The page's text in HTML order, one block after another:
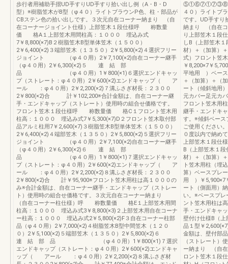
歩行者用補助手摺UD手すりUD手すり拾い出し例（A・B・D
型）※樹脂笠木がB型（φ４０）ライトブラウンP色、柱・部品が
CBステン色の拾い出しです。３次元自在コーナー納まり （自
在コーナージョイント仕様）上部笠木１段仕様呼 称数量
価 格A１上部笠木用間柱高：１０００ 埋込み式
7￥8,800(×7)B２樹脂笠木B型単体笠木（１５００）
2￥6,400(×2)３端部笠木（１３５０）2￥5,800(×2)４選択フリー
ジョイント （φ４０用）2￥7,100(×2)自在コーナー継手
（φ４０用）2￥6,300(×2)５ 連 結 部
品 （φ４０用）1￥800(×1)６選択エンドキャッ
プ（ストレート：φ４０用）2￥600(×2)エンドキャップ（ ア
ール ：φ４０用）2￥2,200(×2)７溝ふさぎ材長：２３００
2￥800(×2)合 計￥102,200※合計金額は、自在コーナー継
手・エンドキャップ（ストレート）使用時の組合せ価格です。
フロント笠木１段仕様呼 称数量価 格C１フロント笠木用
柱高：１０００ 埋込み式7￥5,300(×7)D２フロント笠木取付部
品アルミ柱用7￥2,600(×7)３樹脂笠木B型単体笠木（１５００）
2￥6,400(×2)４端部笠木（１３５０）2￥5,800(×2)５選択フリー
ジョイント （φ４０用）2￥7,100(×2)自在コーナー継手
（φ４０用）2￥6,300(×2)６ 連 結 部
品 （φ４０用）1￥800(×1)７選択エンドキャッ
プ（ストレート：φ４０用）2￥600(×2)エンドキャップ（ ア
ール ：φ４０用）2￥2,200(×2)８溝ふさぎ材長：２３００
2￥800(×2)合 計￥95,900※フロント笠木用柱は高１０００の
み※合計金額は、自在コーナー継手・エンドキャップ（ストレー
ト）使用時の組合せ価格です。３次元自在コーナー納まり
（自在コーナー柱仕様）呼 称数量価 格E１上部笠木用間
柱高：１０００ 埋込み式3￥8,800(×3)２上部笠木用自在コーナ
ー柱高：１０００ 埋込み式2￥5,800(×2)F３自在コーナー柱部
品（φ４０用）2￥7,000(×2)４樹脂笠木B型中間笠木（１２０
０）2￥5,100(×2)５端部笠木（１３５０）2￥5,800(×2)６
連 結 部 品 （φ４０用）1￥800(×1)７選択
エンドキャップ（ストレート：φ４０用）2￥600(×2)エンドキャ
ップ（ アール ：φ４０用）2￥2,200(×2)８溝ふさぎ材
４０）ライトブ
です。UD手すり
納まり （自在コ
り上部笠木１段
しB（上部笠木
材）＋（加算）
式）フロント笠
￥8,200×7￥
平地用 ）ベー
＋（加算）＋（
ート（傾斜地用
元カバー足元カ
フロント笠木用
継手・エンドキ
す。※傾斜ベース
ご使用ください
０度以内で納め
上部笠木１段仕
B（上部笠木１
材）＋（加算）
ト笠木用柱（埋
算）ベースプレ
用 ）￥5,900×7
ート（側面用）
い。※ベースプ
ント笠木用柱は
手・エンドキャ
壁付け仕様B（上
品１型￥
金額は、壁付部
（ストレート）
ー納まり （自在
ロント笠木１段